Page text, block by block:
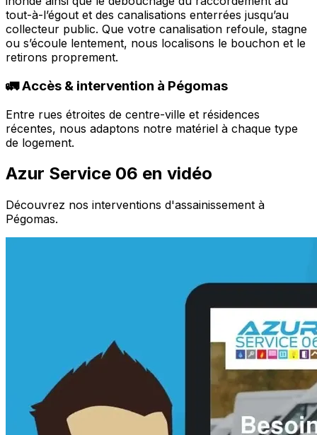
tout-à-l’égout et des canalisations enterrées jusqu’au
collecteur public. Que votre canalisation refoule, stagne
ou s’écoule lentement, nous localisons le bouchon et le
retirons proprement.
🚛 Accès & intervention à Pégomas
Entre rues étroites de centre-ville et résidences
récentes, nous adaptons notre matériel à chaque type
de logement.
Azur Service 06 en vidéo
Découvrez nos interventions d'assainissement à
Pégomas.